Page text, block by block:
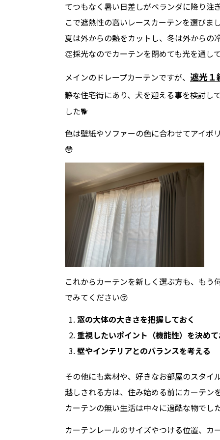
てつもなく暑い日差しがベランダに降り注
こで遮熱性の高いレースカーテンを選びま
夏は外からの熱をカットし、冬は外からの
👏採光なのでカーテンを閉めても光を通し
メインのドレープカーテンですが、 遮光１
静な住宅街にあり、犬を迎える事を検討し
した🐕
色は壁紙やソファーの色に合わせてアイボ
😳
これからカーテンを新しく選ぶ方も、も
でみてください😚
窓の大体の大きさを把握しておく
重視したいポイント（機能性）を決め
壁やインテリアとのバランスを考える
その他にも素材や、好きなお部屋のスタ
越しされる方は、住み始める前にカーテン
カーテンの無い生活は中々に過酷な物でし
カーテンレールのサイズやつける位置、